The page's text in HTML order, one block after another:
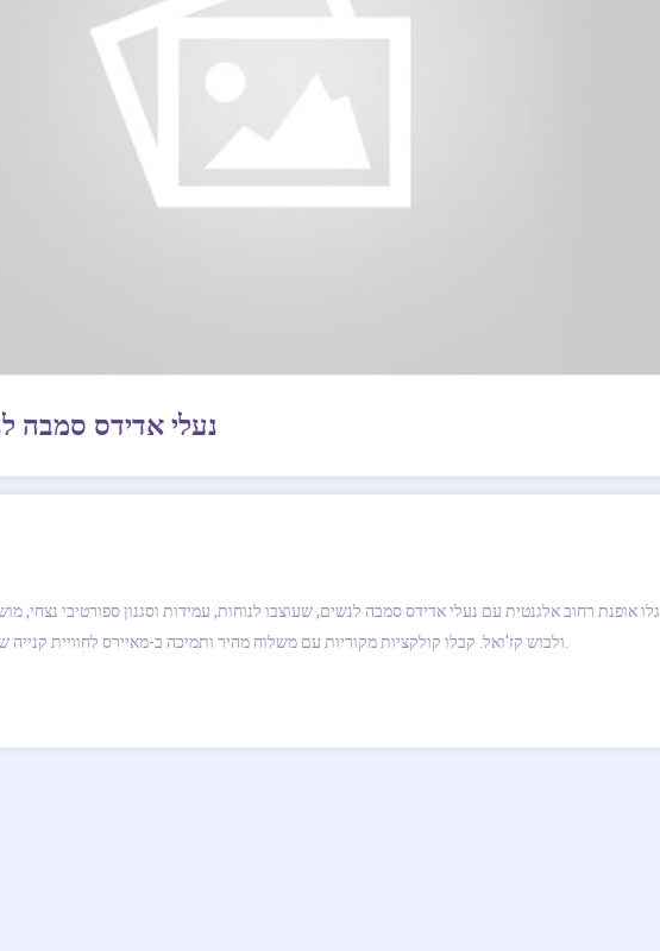
נעלי אדידס סמבה
גלו אופנת רחוב אלגנטית עם נעלי אדידס סמבה לנשים, שעוצבו לנוחות, עמידות וסגנון ספורטיבי נצחי,